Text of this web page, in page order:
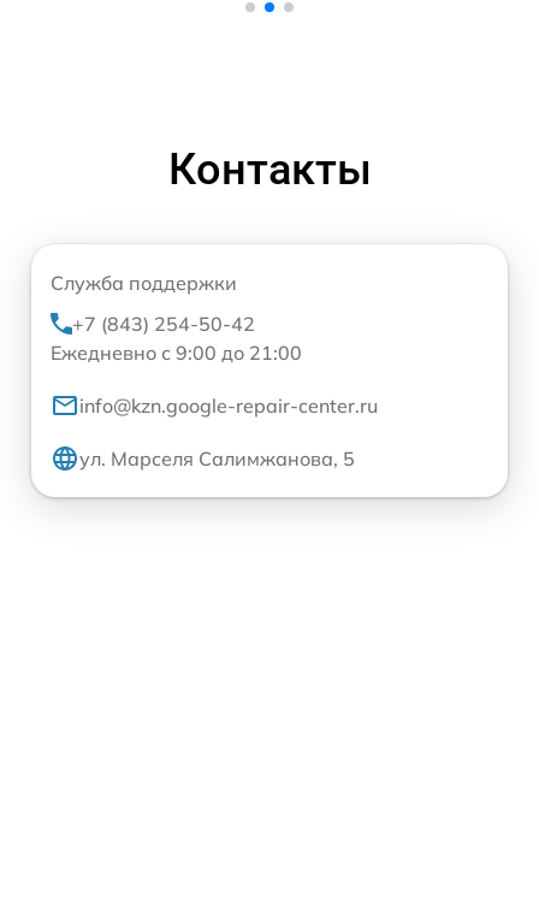
Контакты
Служба поддержки
+7 (843) 254-50-42
Ежедневно с 9:00 до 21:00
info@kzn.google-repair-center.ru
ул. Марселя Салимжанова, 5